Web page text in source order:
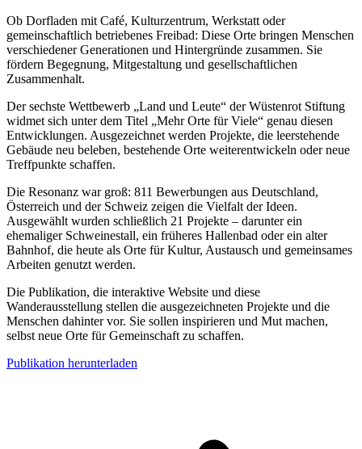
Ob Dorfladen mit Café, Kulturzentrum, Werkstatt oder
gemeinschaftlich betriebenes Freibad: Diese Orte bringen Menschen
verschiedener Generationen und Hintergründe zusammen. Sie
fördern Begegnung, Mitgestaltung und gesellschaftlichen
Zusammenhalt.
Der sechste Wettbewerb „Land und Leute“ der Wüstenrot Stiftung
widmet sich unter dem Titel „Mehr Orte für Viele“ genau diesen
Entwicklungen. Ausgezeichnet werden Projekte, die leerstehende
Gebäude neu beleben, bestehende Orte weiterentwickeln oder neue
Treffpunkte schaffen.
Die Resonanz war groß: 811 Bewerbungen aus Deutschland,
Österreich und der Schweiz zeigen die Vielfalt der Ideen.
Ausgewählt wurden schließlich 21 Projekte – darunter ein
ehemaliger Schweinestall, ein früheres Hallenbad oder ein alter
Bahnhof, die heute als Orte für Kultur, Austausch und gemeinsames
Arbeiten genutzt werden.
Die Publikation, die interaktive Website und diese
Wanderausstellung stellen die ausgezeichneten Projekte und die
Menschen dahinter vor. Sie sollen inspirieren und Mut machen,
selbst neue Orte für Gemeinschaft zu schaffen.
Publikation herunterladen